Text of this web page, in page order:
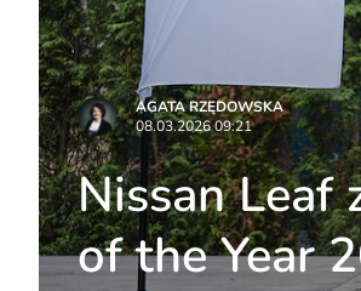
AGATA RZĘDOWSKA
08.03.2026 09:21
Nissan Leaf
of the Year